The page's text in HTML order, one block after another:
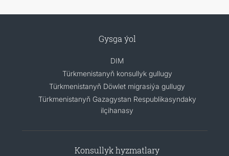
Gysga ýol
DIM
Türkmenistanyň konsullyk gullugy
Türkmenistanyň Döwlet migrasiýa gullugy
Türkmenistanyň Gazagystan Respublikasyndaky
ilçihanasy
Konsullyk hyzmatlary